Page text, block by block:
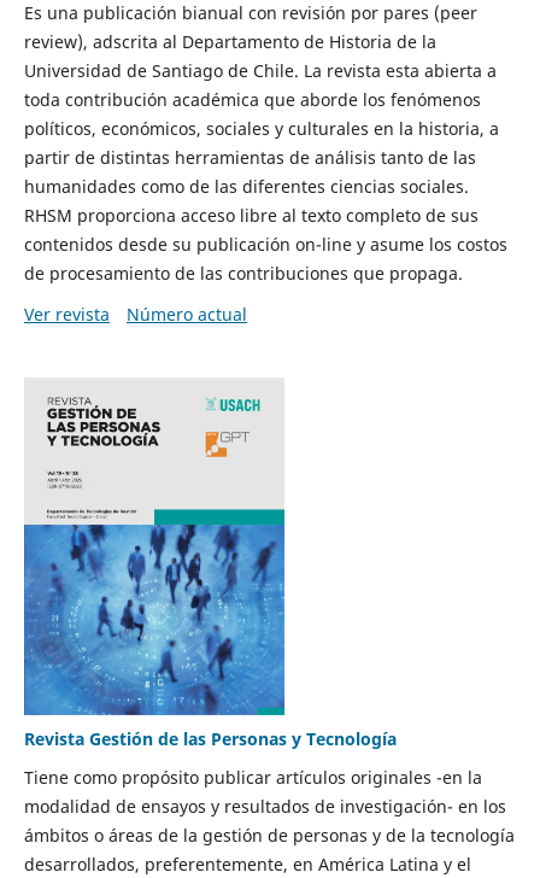
Es una publicación bianual con revisión por pares (peer
review), adscrita al Departamento de Historia de la
Universidad de Santiago de Chile. La revista esta abierta a
toda contribución académica que aborde los fenómenos
políticos, económicos, sociales y culturales en la historia, a
partir de distintas herramientas de análisis tanto de las
humanidades como de las diferentes ciencias sociales.
RHSM proporciona acceso libre al texto completo de sus
contenidos desde su publicación on-line y asume los costos
de procesamiento de las contribuciones que propaga.
Ver revista
Número actual
Revista Gestión de las Personas y Tecnología
Tiene como propósito publicar artículos originales -en la
modalidad de ensayos y resultados de investigación- en los
ámbitos o áreas de la gestión de personas y de la tecnología
desarrollados, preferentemente, en América Latina y el